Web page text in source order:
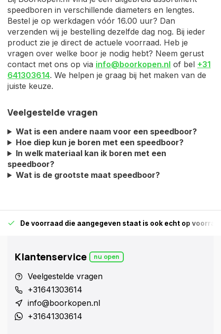
speedboren in verschillende diameters en lengtes.
Bestel je op werkdagen vóór 16.00 uur? Dan
verzenden wij je bestelling dezelfde dag nog. Bij ieder
product zie je direct de actuele voorraad. Heb je
vragen over welke boor je nodig hebt? Neem gerust
contact met ons op via info@boorkopen.nl of bel +31
641303614. We helpen je graag bij het maken van de
juiste keuze.
Veelgestelde vragen
Wat is een andere naam voor een speedboor?
Hoe diep kun je boren met een speedboor?
In welk materiaal kan ik boren met een
speedboor?
Wat is de grootste maat speedboor?
De voorraad die aangegeven staat is ook echt op
Klantenservice nu open
Veelgestelde vragen
+31641303614
info@boorkopen.nl
+31641303614